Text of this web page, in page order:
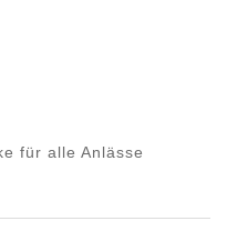
für alle Anlässe